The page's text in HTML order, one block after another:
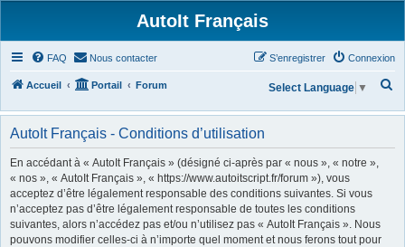
AutoIt Français
FAQ Nous contacter Connexion
S’enregistrer
Accueil Portail Forum
h
Select Language ▼
AutoIt Français - Conditions d’utilisation
En accédant à « AutoIt Français » (désigné ci-après par « nous », « notre »,
« nos », « AutoIt Français », « https://www.autoitscript.fr/forum »), vous
acceptez d’être légalement responsable des conditions suivantes. Si vous
n’acceptez pas d’être légalement responsable de toutes les conditions
suivantes, alors n’accédez pas et/ou n’utilisez pas « AutoIt Français ». Nous
pouvons modifier celles-ci à n’importe quel moment et nous ferons tout pour